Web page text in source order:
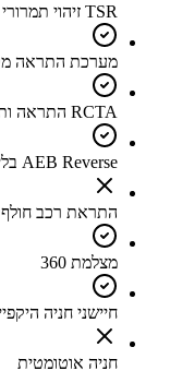
TSR זיהוי תמרורי תנועה
מערכת התראה
RCTA התראה ותיקון בזיהוי תנועה חוצה מאחור
AEB Reverse בלימה אוטונומית בנסיעה לאחור
התראת רכב
מצלמת 360
חיישני חניה
חניה אוטומטית